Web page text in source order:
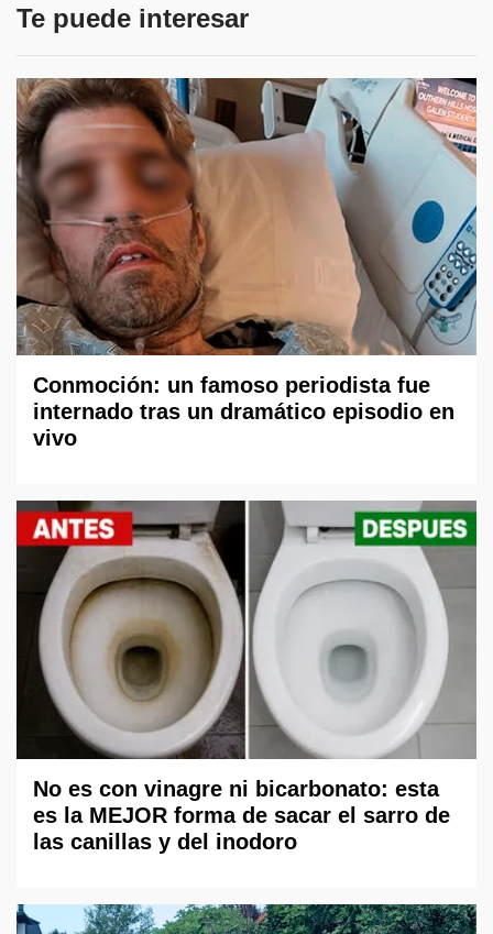
Te puede interesar
Conmoción: un famoso periodista fue
internado tras un dramático episodio en
vivo
No es con vinagre ni bicarbonato: esta
es la MEJOR forma de sacar el sarro de
las canillas y del inodoro